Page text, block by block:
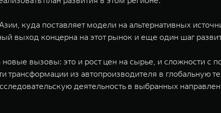
куда поставляет модели на альтернативных
выход концерна на этот рынок и еще один шаг
вызовы: это и рост цен на сырье, и сложности с
из автопроизводителя в глобальную
деятельность в выбранных